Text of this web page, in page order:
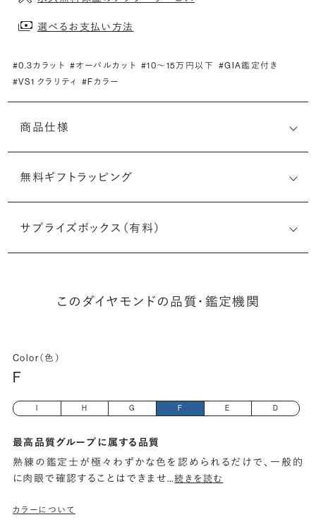
選べるお支払い方法
#0.3カラット #オーバルカット #10〜15万円以下 #GIA鑑定付き
#VS1 クラリティ #Fカラー
商品仕様
無料ギフトラッピング
サプライズボックス（有料）
このダイヤモンドの品質・鑑定機関
Color（色）
F
H G F E D
最高品質グループに属する品質
熟練の鑑定士が極々わずかな色を認められるだけで、一般的
に肉眼で確認することはできませ…続きを読む
カラーについて